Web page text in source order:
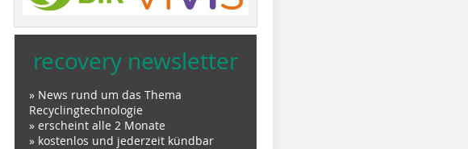
recovery newsletter
» News rund um das Thema
Recyclingtechnologie
» erscheint alle 2 Monate
» kostenlos und jederzeit kündbar